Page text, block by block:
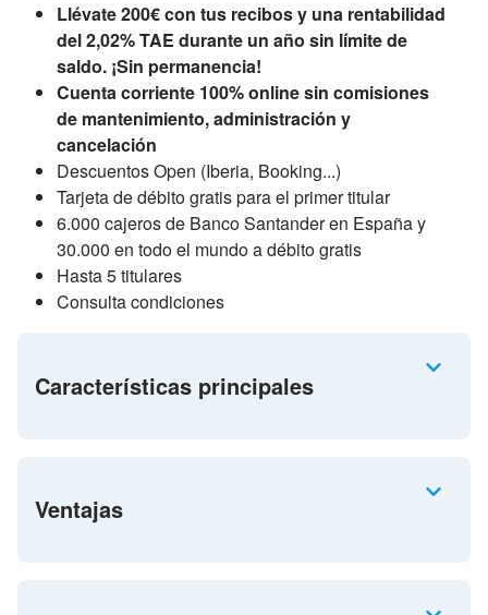
Llévate 200€ con tus recibos y una rentabilidad
del 2,02% TAE durante un año sin límite de
saldo. ¡Sin permanencia!
Cuenta corriente 100% online sin comisiones
de mantenimiento, administración y
cancelación
Descuentos Open (Iberia, Booking...)
Tarjeta de débito gratis para el primer titular
6.000 cajeros de Banco Santander en España y
30.000 en todo el mundo a débito gratis
Hasta 5 titulares
Consulta condiciones
Características principales
Ventajas